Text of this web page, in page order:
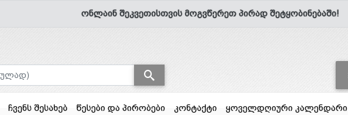
ონლაინ შეკვეთისთვის მოგვწერეთ პირად შეტყობინებაში!
ჩვენს შესახებ წესები და პირობები კონტაქტი ყოველდღიური კალენდარი